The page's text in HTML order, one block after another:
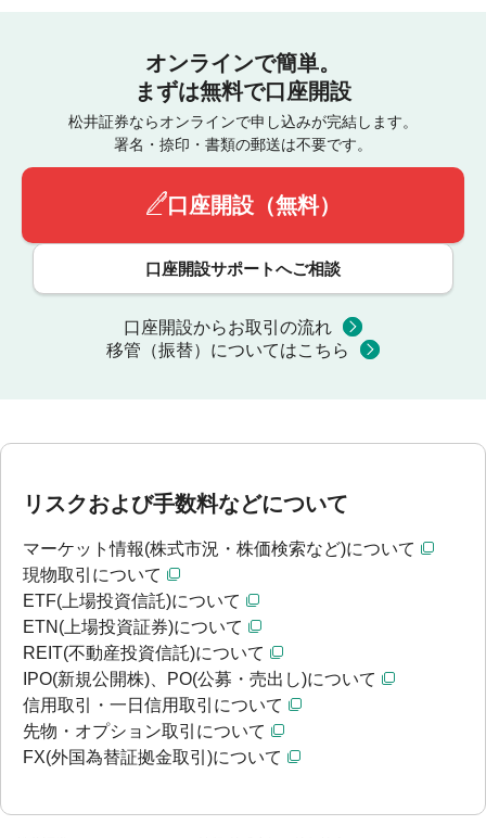
オンラインで簡単。
まずは無料で口座開設
松井証券ならオンラインで申し込みが完結します。
署名・捺印・書類の郵送は不要です。
口座開設（無料）
口座開設サポートへご相談
口座開設からお取引の流れ
移管（振替）についてはこちら
リスクおよび手数料などについて
マーケット情報(株式市況・株価検索など)について
現物取引について
ETF(上場投資信託)について
ETN(上場投資証券)について
REIT(不動産投資信託)について
IPO(新規公開株)、PO(公募・売出し)について
信用取引・一日信用取引について
先物・オプション取引について
FX(外国為替証拠金取引)について